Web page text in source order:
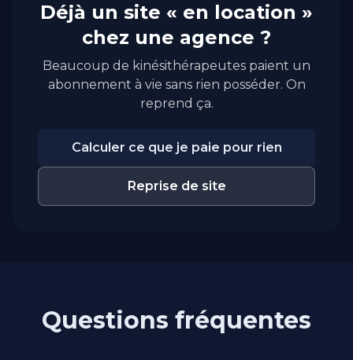
Déjà un site « en location »
chez une agence ?
Beaucoup de kinésithérapeutes paient un
abonnement à vie sans rien posséder. On
reprend ça.
Calculer ce que je paie pour rien
Reprise de site
Questions fréquentes